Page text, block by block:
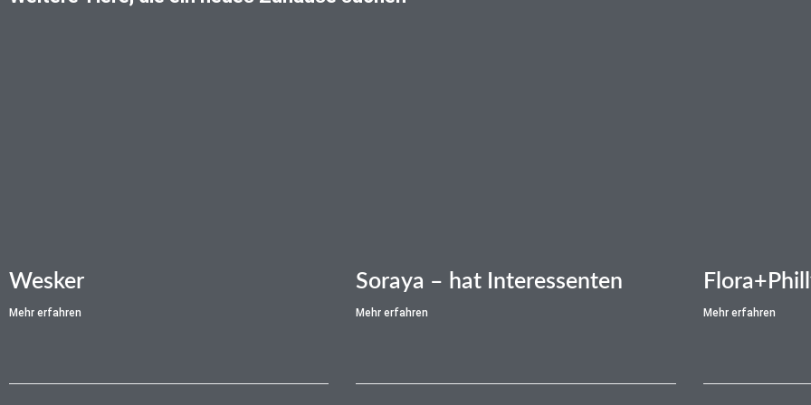
Wesker
Mehr erfahren
Soraya – hat Interessenten
Mehr erfahren Mehr erfahren